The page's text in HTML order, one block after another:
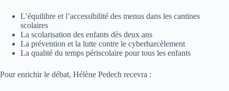
L’équilibre et l’accessibilité des menus dans les cantines
scolaires
La scolarisation des enfants dès deux ans
La prévention et la lutte contre le cyberharcèlement
La qualité du temps périscolaire pour tous les enfants
Pour enrichir le débat, Hélène Pedech recevra :